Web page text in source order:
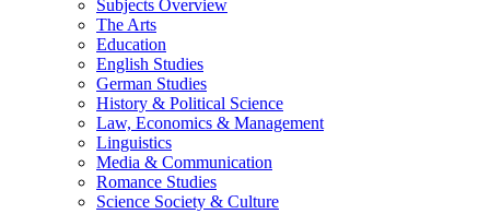
Subjects Overview
The Arts
Education
English Studies
German Studies
History & Political Science
Law, Economics & Management
Linguistics
Media & Communication
Romance Studies
Science Society & Culture